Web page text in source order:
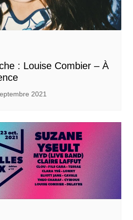
: Louise Combier – À
2021